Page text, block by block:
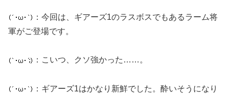
：今回は、ギアーズ1のラスボスでもあるラーム将
軍がご登場です。
：こいつ、クソ強かった……。
：ギアーズ1はかなり新鮮でした。酔いそうになり